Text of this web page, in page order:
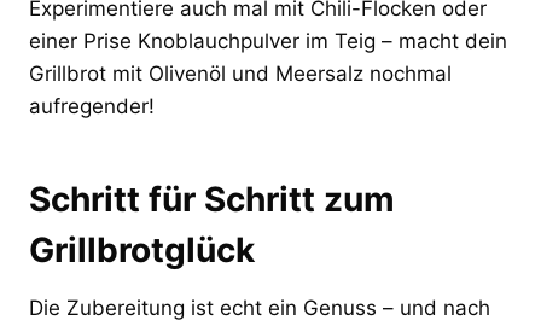
Experimentiere auch mal mit Chili-Flocken oder
einer Prise Knoblauchpulver im Teig – macht dein
Grillbrot mit Olivenöl und Meersalz nochmal
aufregender!
Schritt für Schritt zum
Grillbrotglück
Die Zubereitung ist echt ein Genuss – und nach